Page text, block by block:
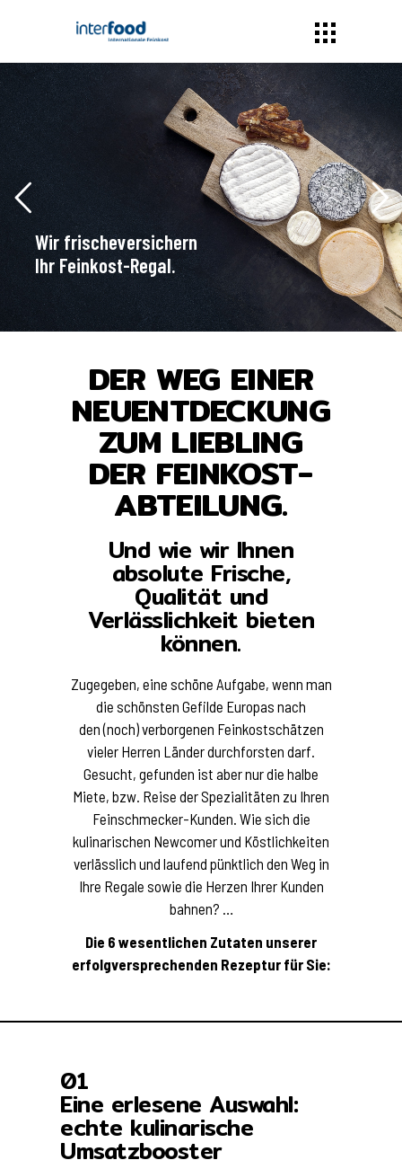
Wir frischeversichern
Ihr Feinkost-Regal.
DER WEG EINER
NEUENTDECKUNG
ZUM LIEBLING
DER FEINKOST­
ABTEILUNG.
Und wie wir Ihnen
absolute Frische,
Qualität und
Verlässlichkeit bieten
können.
Zugegeben, eine schöne Aufgabe, wenn man
die schönsten Gefilde Europas nach
den (noch) verborgenen Feinkostschätzen
vieler Herren Länder durchforsten darf.
Gesucht, gefunden ist aber nur die halbe
Miete, bzw. Reise der Spezialitäten zu Ihren
Feinschmecker-Kunden. Wie sich die
kulinarischen Newcomer und Köstlichkeiten
verlässlich und laufend pünktlich den Weg in
Ihre Regale sowie die Herzen Ihrer Kunden
bahnen? …
Die 6 wesentlichen Zutaten unserer
erfolgversprechenden Rezeptur für Sie:
01
Eine erlesene Auswahl:
echte kulinarische
Umsatzbooster